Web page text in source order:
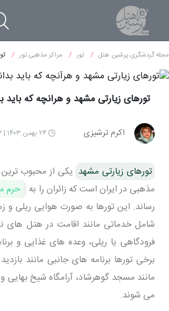
مجله گردشگری پرشین هتل تور مراکز مذهبی تور
تورهای زیارتی مشهد و هرآنچه که باید
اکرم ترشیزی ۲۴ بهمن ۱۴۰۳ | ۱۴:۲۳
تورهای زیارتی مشهد یکی از محبوب
مذهبی در ایران است که زائران را به حرم
‌رساند. این تورها به ‌صورت هوایی ریلی و
شامل خدماتی مانند اقامت در هتل ‌های
فرودگاهی یا ریلی، وعده ‌های غذایی و
برخی تورها برنامه‌ های جانبی مانند
مانند مسجد گوهرشاد، آرامگاه شیخ
می ‌شوند.